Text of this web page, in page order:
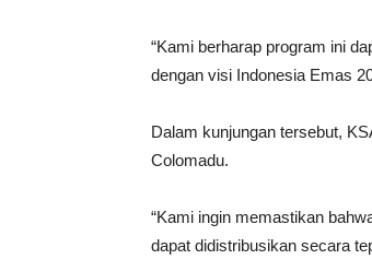
“Kami berharap program ini
dengan visi Indonesia Emas
Dalam kunjungan tersebut,
Colomadu.
“Kami ingin memastikan
dapat didistribusikan secara